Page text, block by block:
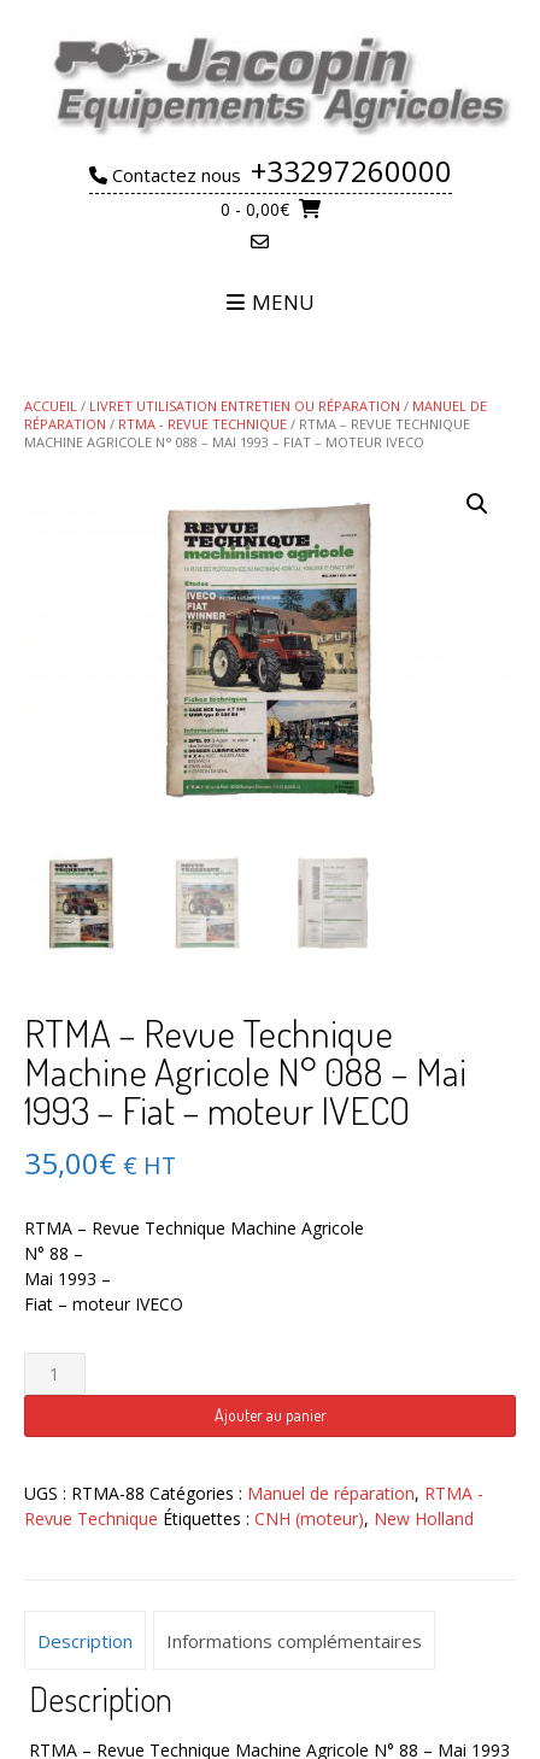
content
Contactez nous +33297260000
0 - 0,00€
MENU
ACCUEIL / LIVRET UTILISATION ENTRETIEN OU RÉPARATION / MANUEL DE
RÉPARATION / RTMA - REVUE TECHNIQUE / RTMA – REVUE TECHNIQUE
MACHINE AGRICOLE N° 088 – MAI 1993 – FIAT – MOTEUR IVECO
RTMA – Revue Technique
Machine Agricole N° 088 – Mai
1993 – Fiat – moteur IVECO
35,00€ € HT
RTMA – Revue Technique Machine Agricole
N° 88 –
Mai 1993 –
Fiat – moteur IVECO
quantité
de
–
Technique
Machine
Mai
–
Fiat
Ajouter au panier
UGS : RTMA-88 Catégories : Manuel de réparation, RTMA -
Revue Technique Étiquettes : CNH (moteur), New Holland
Description Informations complémentaires
Description
RTMA – Revue Technique Machine Agricole N° 88 – Mai 1993